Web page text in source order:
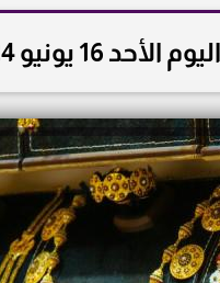
يونيو 2024